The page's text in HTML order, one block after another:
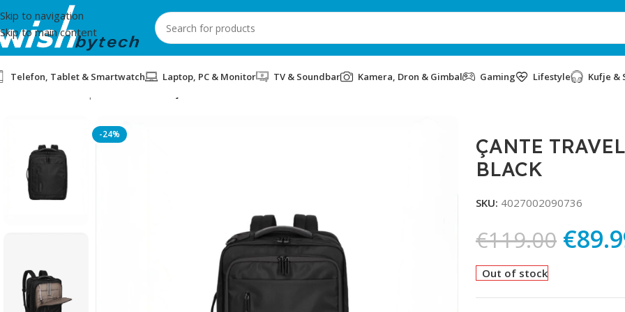
Skip to navigation
Skip to main content
Telefon, Tablet & Smartwatch Laptop, PC & Monitor TV & Soundbar Kamera, Dron & Gimbal Gaming Lifestyle Kufje &
-24%
ÇANTE
BLACK
SKU: 4027002090736
€119.00 €
Out of stock